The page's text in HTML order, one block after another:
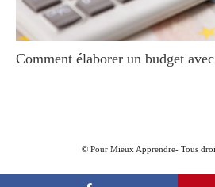
Comment élaborer un budget
© Pour Mieux Apprendre- Tous